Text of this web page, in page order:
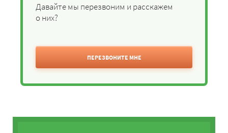
Давайте мы перезвоним и расскажем
о них?
ПЕРЕЗВОНИТЕ МНЕ